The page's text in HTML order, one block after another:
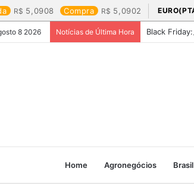
5,0908 Compra 5,0902
8 2026 Notícias de Última Hora Black
Home Agronegócios Brasil